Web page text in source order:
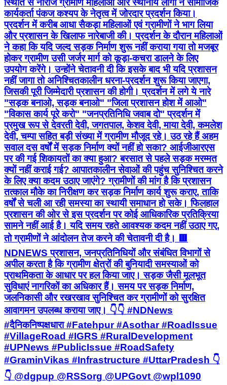
स्थिति से नाराज ग्रामीण महिलाओं और स्थानीय लोगों ने सामाजिक
कार्यकर्ता पंकज कश्यप के नेतृत्व में जोरदार प्रदर्शन किया।
प्रदर्शन में करीब आधा सैकड़ा महिलाओं एवं ग्रामीणों ने भाग लिया
और प्रशासन के खिलाफ नारेबाजी की। प्रदर्शन के दौरान महिलाओं
ने कहा कि यदि जल्द सड़क निर्माण शुरू नहीं कराया गया तो मजबूर
होकर ग्रामीण उसी जर्जर मार्ग को कूड़ा-कचरा डालने के लिए
उपयोग करेंगे। उन्होंने चेतावनी दी कि इसके बाद भी यदि प्रशासन
नहीं जागा तो अनिश्चितकालीन धरना-प्रदर्शन शुरू किया जाएगा,
जिसकी पूरी जिम्मेदारी प्रशासन की होगी। प्रदर्शन में लगे ये नारे
"सड़क बनाओ, सड़क बनाओ" "जिला प्रशासन होश में आओ"
"विकास कार्य पूरे करो" "जनप्रतिनिधि जवाब दो" प्रदर्शन में
प्रमुख रूप से देवरती देवी, जगतपाल, केशव देवी, माया देवी, कमलेश
देवी, चम्पा सहित बड़ी संख्या में ग्रामीण मौजूद रहे। उठ रहे हैं अहम
सवाल दस वर्षों में सड़क निर्माण क्यों नहीं हो सका? आईजीआरएस
पर की गई शिकायतों का क्या हुआ? बरसात से पहले सड़क मरम्मत
क्यों नहीं कराई गई? आपातकालीन सेवाओं की पहुंच सुनिश्चित करने
के लिए क्या कदम उठाए जाएंगे? ग्रामीणों की मांग है कि प्रशासन
तत्काल मौके का निरीक्षण कर सड़क निर्माण कार्य शुरू कराए, ताकि
वर्षों से चली आ रही समस्या का स्थायी समाधान हो सके। फिलहाल
प्रशासन की ओर से इस प्रदर्शन पर कोई आधिकारिक प्रतिक्रिया
सामने नहीं आई है। यदि समय रहते आवश्यक कदम नहीं उठाए गए,
तो ग्रामीणों ने आंदोलन तेज करने की चेतावनी दी है। 🟥
NDNEWS प्रशासन, जनप्रतिनिधियों और संबंधित विभागों से
अपील करता है कि ग्रामीण क्षेत्रों की बुनियादी समस्याओं को
प्राथमिकता के आधार पर हल किया जाए। सड़क जैसी मूलभूत
सुविधाएं नागरिकों का अधिकार हैं। समय पर सड़क निर्माण,
जलनिकासी और रखरखाव सुनिश्चित कर ग्रामीणों को सुरक्षित
आवागमन उपलब्ध कराया जाए। 👇👇 #NDNews
#दैनिकनिष्पक्षधारा #Fatehpur #Asothar #RoadIssue
#VillageRoad #IGRS #RuralDevelopment
#UPNews #PublicIssue #RoadSafety
#GraminVikas #Infrastructure #UttarPradesh 👇
👇 @dgpup @RSSorg @UPGovt @wpl1090